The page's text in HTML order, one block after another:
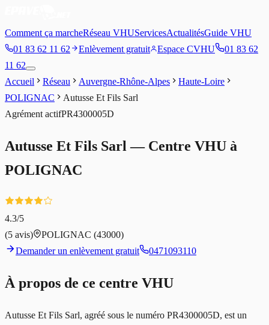
Comment ça marcheRéseau VHUServicesActualitésGuide VHU
01 83 62 11 62
Enlèvement gratuit Espace CVHU
01 83 62
11 62
Accueil
Réseau Auvergne-Rhône-Alpes
Haute-Loire
POLIGNAC
Autusse Et Fils Sarl
Agrément actifPR4300005D
Autusse Et Fils Sarl — Centre VHU à
POLIGNAC
4.3/5
(5 avis) POLIGNAC (43000)
Demander un enlèvement gratuit
0471093110
À propos de ce centre VHU
Autusse Et Fils Sarl, agréé sous le numéro PR4300005D, est un